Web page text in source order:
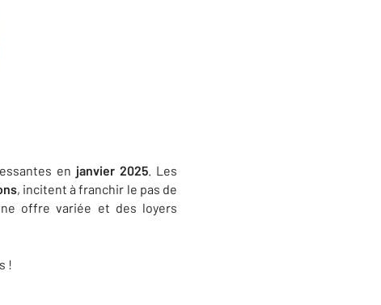
en janvier 2025. Les
, incitent à franchir le pas de
offre variée et des loyers
!